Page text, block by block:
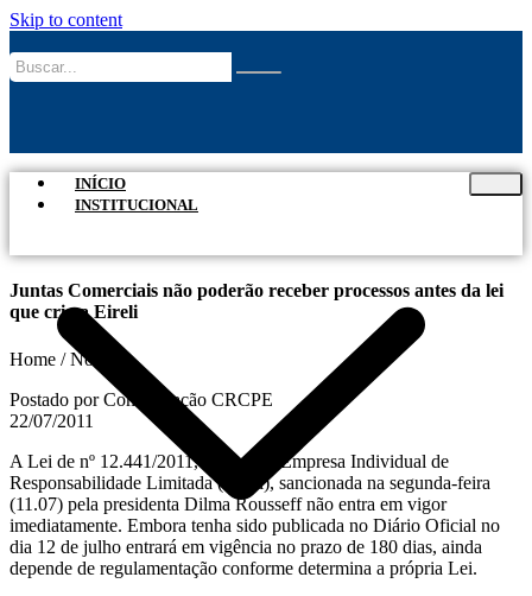
Skip to content
INÍCIO
INSTITUCIONAL
Juntas Comerciais não poderão receber processos antes da lei
que cria a Eireli
Home / Notícias
Postado por Comunicação CRCPE
22/07/2011
A Lei de nº 12.441/2011, que cria a Empresa Individual de
Responsabilidade Limitada (Eireli), sancionada na segunda-feira
(11.07) pela presidenta Dilma Rousseff não entra em vigor
imediatamente. Embora tenha sido publicada no Diário Oficial no
dia 12 de julho entrará em vigência no prazo de 180 dias, ainda
depende de regulamentação conforme determina a própria Lei.